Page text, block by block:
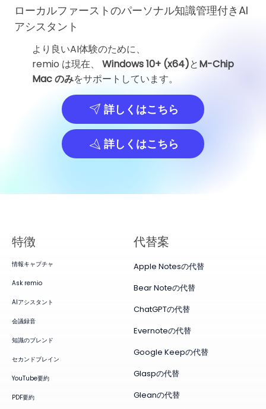
ローカルファーストのパーソナル知識管理付きAI
アシスタント
より良いAI体験のために、
remio は現在、 Windows 10+ (x64)とM-Chip
Mac のみをサポートしています。
詳しくはこちら
詳しくはこちら
特徴
情報キャプチャ
Ask remio
AIアシスタント
会議録音
知識のブレンド
セカンドブレイン
YouTube要約
PDF要約
代替案
Apple Notesの代替
Bear Noteの代替
ChatGPTの代替
Evernoteの代替
Google Keepの代替
Glaspの代替
Gleanの代替